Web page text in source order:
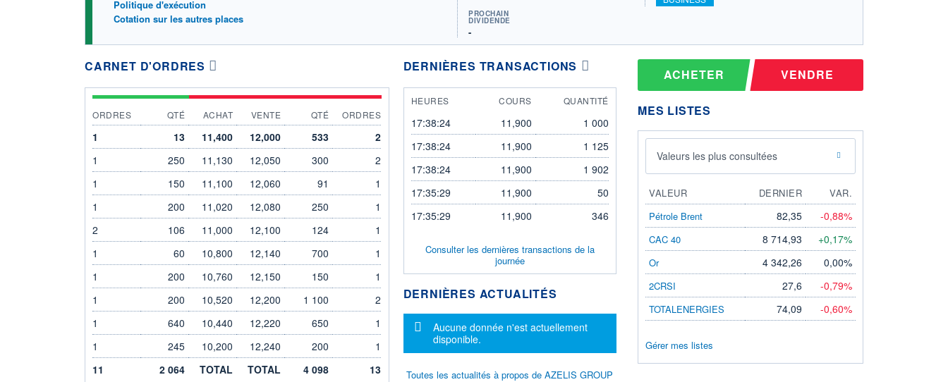
Politique d'exécution
Cotation sur les autres places
PROCHAIN
DIVIDENDE
-
CARNET D'ORDRES
ORDRES QTÉ ACHAT VENTE QTÉ ORDRES
1 13 11,400 12,000 533
2
1
250 11,130 12,050 300
2
1
150 11,100 12,060 91
1
1
200 11,020 12,080 250
1
2
106 11,000 12,100 124
1
1
60 10,800 12,140 700
1
1
200 10,760 12,150 150
1
1
200 10,520 12,200 1 100
2
1
640 10,440 12,220 650
1
1
245 10,200 12,240 200
1
11
2 064 TOTAL TOTAL 4 098 13
DERNIÈRES TRANSACTIONS
HEURES COURS QUANTITÉ
17:38:24 11,900
1 000
17:38:24
11,900
1 125
17:38:24
11,900
1 902
17:35:29
11,900
50
17:35:29
11,900 346
Consulter les dernières transactions de la
journée
DERNIÈRES ACTUALITÉS
Message d'information
Aucune donnée n'est actuellement
disponible.
Toutes les actualités à propos de AZELIS GROUP
ACHETER VENDRE
MES LISTES
Valeurs les plus consultées
VALEUR DERNIER
VAR.
Pétrole Brent
82,35 -0,88%
CAC 40 8 714,93 +0,17%
Or 4 342,26 0,00%
2CRSI 27,6 -0,79%
TOTALENERGIES 74,09 -0,60%
Gérer mes listes